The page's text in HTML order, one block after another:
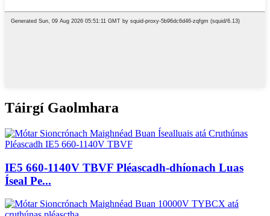
Táirgí Gaolmhara
IE5 660-1140V TBVF Pléascadh-dhíonach Luas
Íseal Pe...